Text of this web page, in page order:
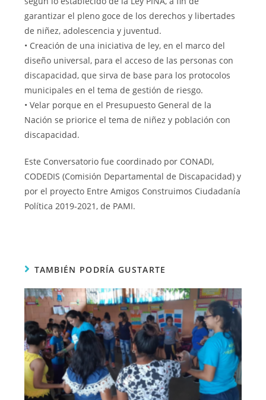
garantizar el pleno goce de los derechos y libertades
de niñez, adolescencia y juventud.
• Creación de una iniciativa de ley, en el marco del
diseño universal, para el acceso de las personas con
discapacidad, que sirva de base para los protocolos
municipales en el tema de gestión de riesgo.
• Velar porque en el Presupuesto General de la
Nación se priorice el tema de niñez y población con
discapacidad.
Este Conversatorio fue coordinado por CONADI,
CODEDIS (Comisión Departamental de Discapacidad) y
por el proyecto Entre Amigos Construimos Ciudadanía
Política 2019-2021, de PAMI.
TAMBIÉN PODRÍA GUSTARTE